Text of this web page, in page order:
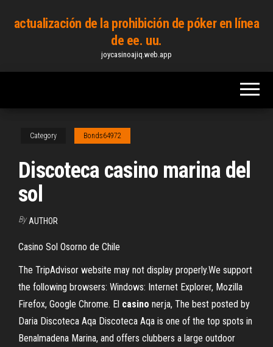
actualización de la prohibición de póker en línea
de ee. uu.
joycasinoajiq.web.app
Category Bonds64972
Discoteca casino marina del
sol
By AUTHOR
Casino Sol Osorno de Chile
The TripAdvisor website may not display properly.We support
the following browsers: Windows: Internet Explorer, Mozilla
Firefox, Google Chrome. El casino nerja, The best posted by
Daria Discoteca Aqa Discoteca Aqa is one of the top spots in
Benalmadena Marina, and offers clubbers a large outdoor